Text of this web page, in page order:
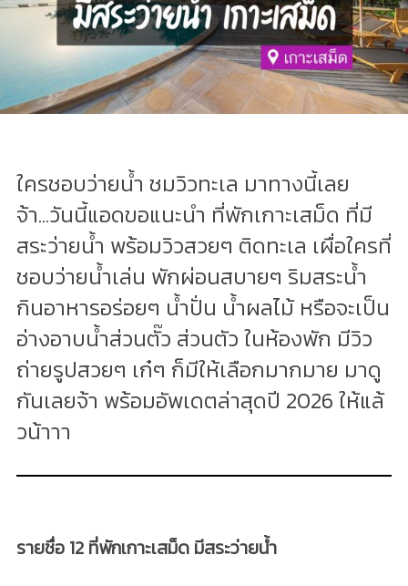
ใครชอบว่ายน้ำ ชมวิวทะเล มาทางนี้เลย
จ้า...วันนี้แอดขอแนะนำ ที่พักเกาะเสม็ด ที่มี
สระว่ายน้ำ พร้อมวิวสวยๆ ติดทะเล เผื่อใครที่
ชอบว่ายน้ำเล่น พักผ่อนสบายๆ ริมสระน้ำ
กินอาหารอร่อยๆ น้ำปั่น น้ำผลไม้ หรือจะเป็น
อ่างอาบน้ำส่วนตั๊ว ส่วนตัว ในห้องพัก มีวิว
ถ่ายรูปสวยๆ เก๋ๆ ก็มีให้เลือกมากมาย มาดู
กันเลยจ้า พร้อมอัพเดตล่าสุดปี 2026 ให้แล้
วน้าาา
รายชื่อ 12 ที่พักเกาะเสม็ด มีสระว่ายน้ำ